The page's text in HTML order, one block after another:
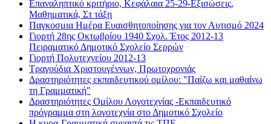
Επαναληπτικό κριτήριο, Κεφάλαια 25-29-Εξισώσεις,
Μαθηματικά, Στ τάξη
Παγκοσμια Ημέρα Ευαισθητοποίησης για τον Αυτισμό 2024
Γιορτή 28ης Οκτωβρίου 1940 Σχολ. Έτος 2012-13
Πειραματικό Δημοτικό Σχολείο Σερρών
Γιορτή Πολυτεχνείου 2012-13
Τραγούδια Χριστουγέννων, Πρωτοχρονιάς
Δραστηριότητες εκπαιδευτικού ομίλου: "Παίζω και μαθαίνω
τη Γραμματική"
Δραστηριότητες Ομίλου Λογοτεχνίας -Εκπαιδευτικό
πρόγραμμα στη λογοτεχνία στο Δημοτικό Σχολείο